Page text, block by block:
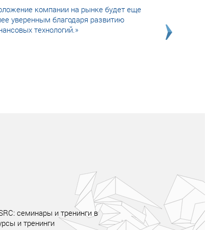
компании на рынке будет еще
уверенным благодаря развитию
технологий.»
семинары и тренинги в
и тренинги